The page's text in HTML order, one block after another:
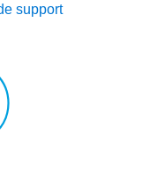
support